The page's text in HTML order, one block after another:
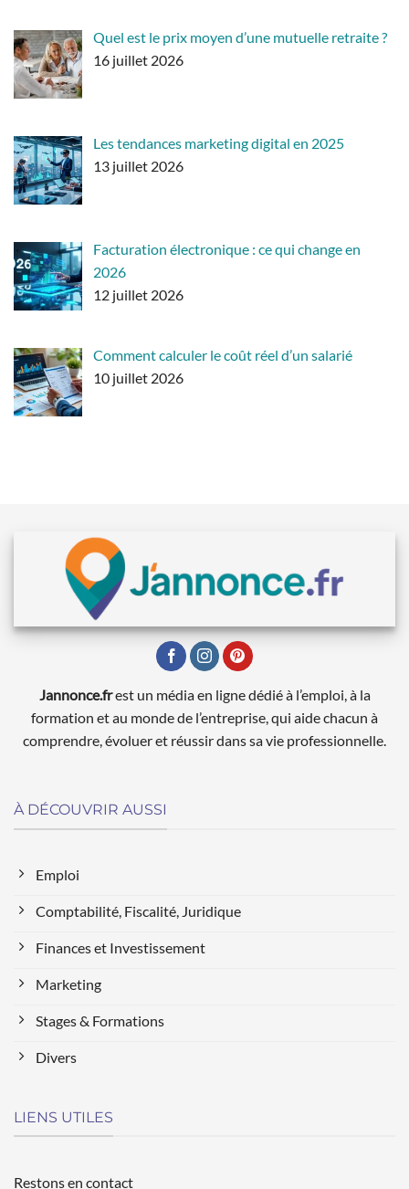
Quel est le prix moyen d’une mutuelle retraite ?
16 juillet 2026
Les tendances marketing digital en 2025
13 juillet 2026
Facturation électronique : ce qui change en
2026
12 juillet 2026
Comment calculer le coût réel d’un salarié
10 juillet 2026
Jannonce.frest un média en ligne dédié à l’emploi, à la
formation et au monde de l’entreprise, qui aide chacun à
comprendre, évoluer et réussir dans sa vie professionnelle.
À DÉCOUVRIR AUSSI
Emploi
Comptabilité, Fiscalité, Juridique
Finances et Investissement
Marketing
Stages & Formations
Divers
LIENS UTILES
Restons en contact